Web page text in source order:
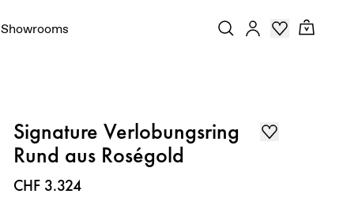
Showrooms
Signature Verlobungsring
Rund aus Roségold
Preis :
CHF 3.324